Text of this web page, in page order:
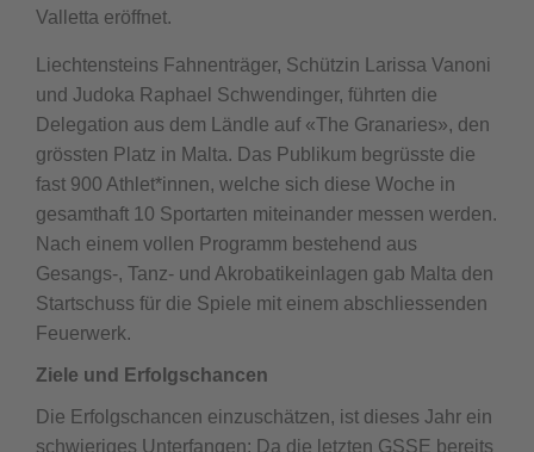
Valletta eröffnet.
Liechtensteins Fahnenträger, Schützin Larissa Vanoni
und Judoka Raphael Schwendinger, führten die
Delegation aus dem Ländle auf «The Granaries», den
grössten Platz in Malta. Das Publikum begrüsste die
fast 900 Athlet*innen, welche sich diese Woche in
gesamthaft 10 Sportarten miteinander messen werden.
Nach einem vollen Programm bestehend aus
Gesangs-, Tanz- und Akrobatikeinlagen gab Malta den
Startschuss für die Spiele mit einem abschliessenden
Feuerwerk.
Ziele und Erfolgschancen
Die Erfolgschancen einzuschätzen, ist dieses Jahr ein
schwieriges Unterfangen: Da die letzten GSSE bereits